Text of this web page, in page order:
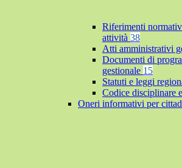
Riferimenti
attività 38
Atti amministrativi
Documenti di
gestionale 15
Statuti e leggi
Codice disciplinare
Oneri informativi per